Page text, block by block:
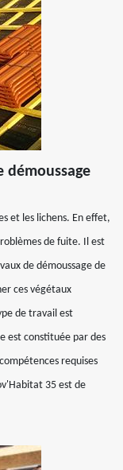
démoussage
et les lichens. En effet,
de fuite. Il est
de démoussage de
ces végétaux
de travail est
est constituée par des
requises
35 est de